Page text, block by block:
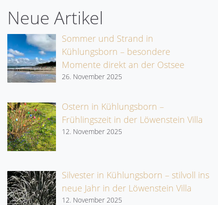
Neue Artikel
Sommer und Strand in
Kühlungsborn – besondere
Momente direkt an der Ostsee
26. November 2025
Ostern in Kühlungsborn –
Frühlingszeit in der Löwenstein Villa
12. November 2025
Silvester in Kühlungsborn – stilvoll ins
neue Jahr in der Löwenstein Villa
12. November 2025